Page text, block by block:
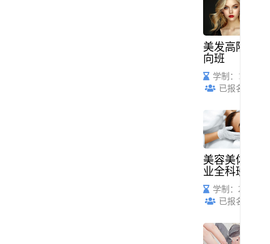
美发高阶定
向班
学制：1年
已报名：68
美容美体创
业全科班
学制：2个月
已报名：53